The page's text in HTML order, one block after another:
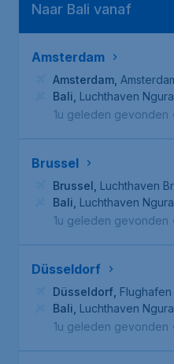
Naar Bali vanaf
Amsterdam
Amsterdam
Bali Luchthaven
1u geleden gevonden
Brussel
Brussel Luchthaven
Bali Luchthaven
1u geleden gevonden
Düsseldorf
Düsseldorf
Bali Luchthaven
1u geleden gevonden